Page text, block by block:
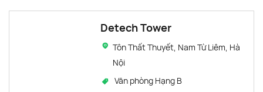
Detech Tower
Tôn Thất Thuyết, Nam Từ Liêm, Hà
Nội
Văn phòng Hạng B